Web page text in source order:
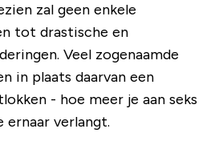
zal geen enkele
tot drastische en
Veel zogenaamde
in plaats daarvan een
- hoe meer je aan seks
ernaar verlangt.